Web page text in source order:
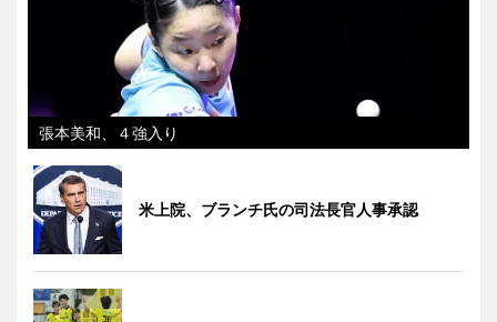
張本美和、４強入り
米上院、ブランチ氏の司法長官人事承認